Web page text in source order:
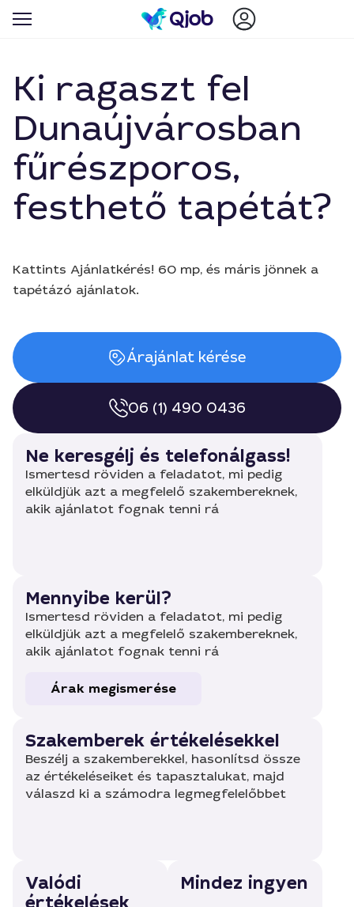
Ki ragaszt fel
Dunaújvárosban
fűrészporos,
festhető tapétát?
Kattints Ajánlatkérés! 60 mp, és máris jönnek a
tapétázó ajánlatok.
Árajánlat kérése
06 (1) 490 0436
Ne keresgélj és telefonálgass!
Ismertesd röviden a feladatot, mi pedig
elküldjük azt a megfelelő szakembereknek,
akik ajánlatot fognak tenni rá
Mennyibe kerül?
Ismertesd röviden a feladatot, mi pedig
elküldjük azt a megfelelő szakembereknek,
akik ajánlatot fognak tenni rá
Árak megismerése
Szakemberek értékelésekkel
Beszélj a szakemberekkel, hasonlítsd össze
az értékeléseiket és tapasztalukat, majd
válaszd ki a számodra legmegfelelőbbet
Valódi
Mindez ingyen